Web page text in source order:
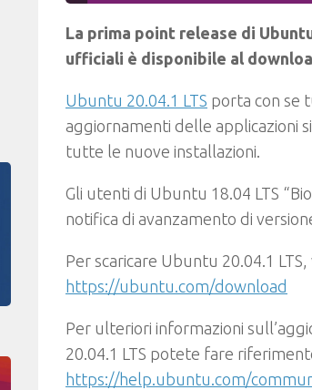
La prima point release di
ufficiali è disponibile al
Ubuntu 20.04.1 LTS porta con se
aggiornamenti delle applicazioni
tutte le nuove installazioni.
Gli utenti di Ubuntu 18.04 LTS
notifica di avanzamento di
Per scaricare Ubuntu 20.04.1 LTS,
https://ubuntu.com/download
Per ulteriori informazioni
20.04.1 LTS potete fare
https://help.ubuntu.com/